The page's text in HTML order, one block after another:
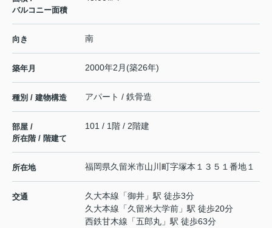
バルコニー面積
向き 南
築年月 2000年2月(築26年)
種別 / 建物構造 アパート / 鉄骨造
部屋 /
所在階 / 階建て
101 / 1階 / 2階建
所在地 福岡県久留米市山川町字塚本１３５１番地１
交通 久大本線 「御井 」駅 徒歩3分
久大本線 「久留米大学前 」駅 徒歩20分
西鉄甘木線 「五郎丸 」駅 徒歩63分